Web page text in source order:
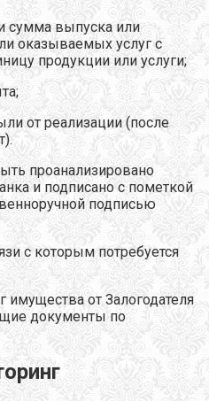
сумма выпуска или
оказываемых услуг с
продукции или услуги;
от реализации (после
проанализировано
и подписано с пометкой
подписью
с которым потребуется
имущества от Залогодателя
документы по